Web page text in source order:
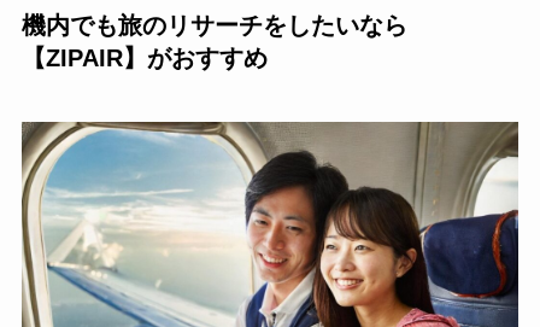
機内でも旅のリサーチをしたいなら
【ZIPAIR】がおすすめ